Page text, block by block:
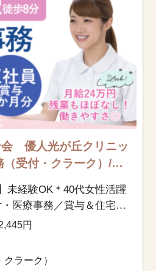
会 優人光が丘クリニッ
（受付・クラーク）/正
未経験OK＊40代女性活躍
医療事務／賞与＆住宅手
円
ラーク）